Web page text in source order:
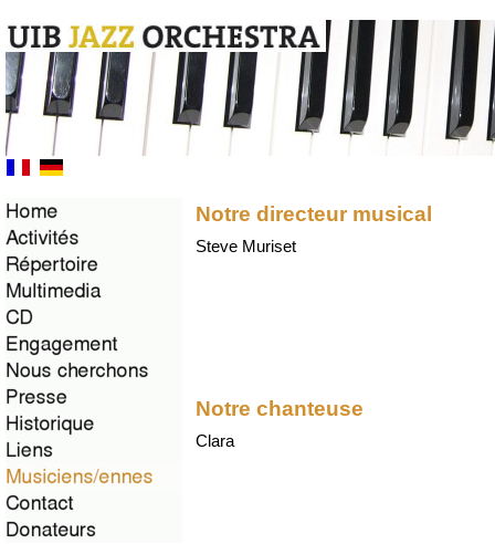
Notre directeur musical
Steve Muriset
Notre chanteuse
Clara